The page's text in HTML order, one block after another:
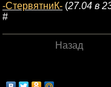
-СтервятниК- (27.04 в
#
Назад